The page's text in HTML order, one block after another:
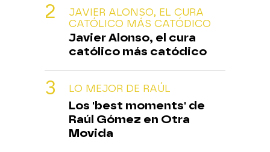
JAVIER ALONSO, EL CURA
CATÓLICO MÁS CATÓDICO
Javier Alonso, el cura
católico más catódico
LO MEJOR DE RAÚL
Los 'best moments' de
Raúl Gómez en Otra
Movida